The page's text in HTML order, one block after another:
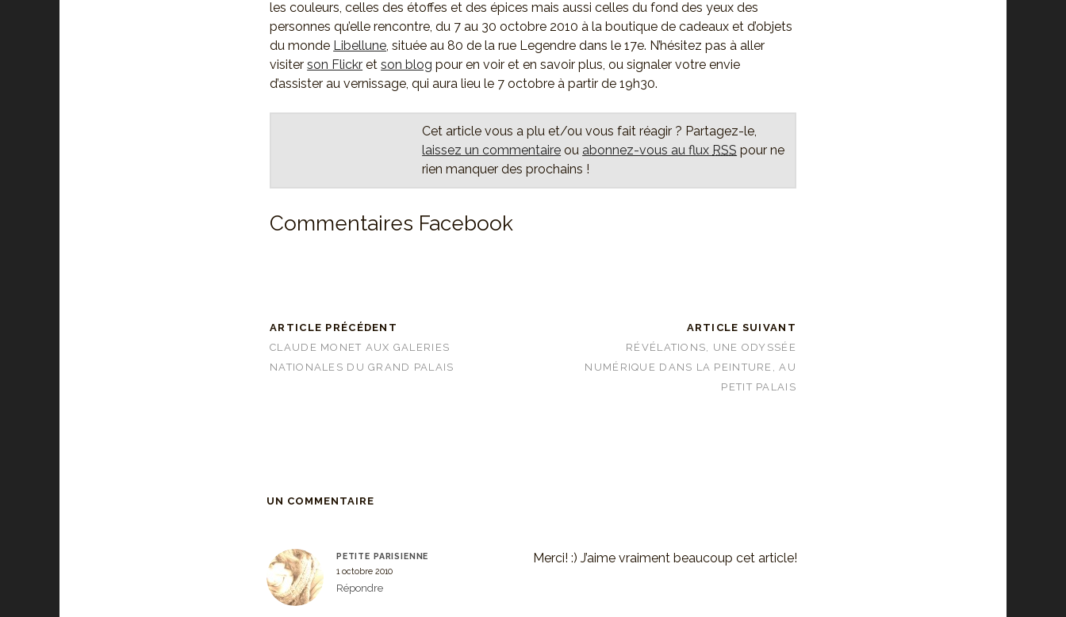
les couleurs, celles des étoffes et des épices mais aussi celles du fond des yeux des
personnes qu’elle rencontre, du 7 au 30 octobre 2010 à la boutique de cadeaux et d’objets
du monde Libellune, située au 80 de la rue Legendre dans le 17e. N’hésitez pas à aller
visiterson Flickr etson blog pour en voir et en savoir plus, ou signaler votre envie
d’assister au vernissage, qui aura lieu le 7 octobre à partir de 19h30.
Cet article vous a plu et/ou vous fait réagir ? Partagez-le,
laissez un commentaire ou abonnez-vous au flux RSS pour ne
rien manquer des prochains !
Commentaires Facebook
ARTICLE PRÉCÉDENT
CLAUDE MONET AUX GALERIES
NATIONALES DU GRAND PALAIS
ARTICLE SUIVANT
RÉVÉLATIONS, UNE ODYSSÉE
NUMÉRIQUE DANS LA PEINTURE, AU
PETIT PALAIS
UN COMMENTAIRE
PETITE PARISIENNE
1 octobre 2010
Répondre
Merci! :) J’aime vraiment beaucoup cet article!